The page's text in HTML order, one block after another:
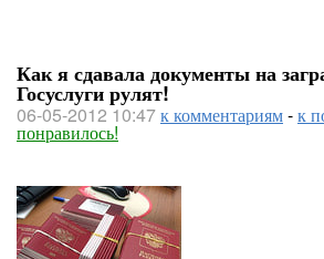
Как я сдавала документы на
Госуслуги рулят!
06-05-2012 10:47к комментариям-к
понравилось!